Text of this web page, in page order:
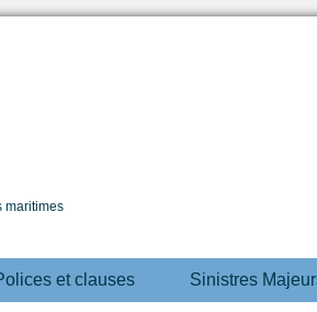
et clauses Sinistres